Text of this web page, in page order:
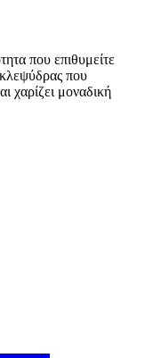
που επιθυμείτε
που
χαρίζει μοναδική